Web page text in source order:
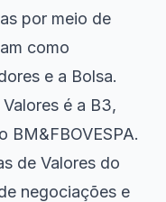
por meio de
como
e a Bolsa.
é a B3,
BM&FBOVESPA.
de Valores do
negociações e